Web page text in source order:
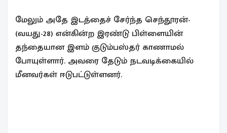
மேலும் அதே இடத்தைச் சேர்ந்த செந்தூரன்-
(வயது-28) என்கின்ற இரண்டு பிள்ளையின்
தந்தையான இளம் குடும்பஸ்தர் காணாமல்
போயுள்ளார். அவரை தேடும் நடவடிக்கையில்
மீனவர்கள் ஈடுபட்டுள்ளனர்.